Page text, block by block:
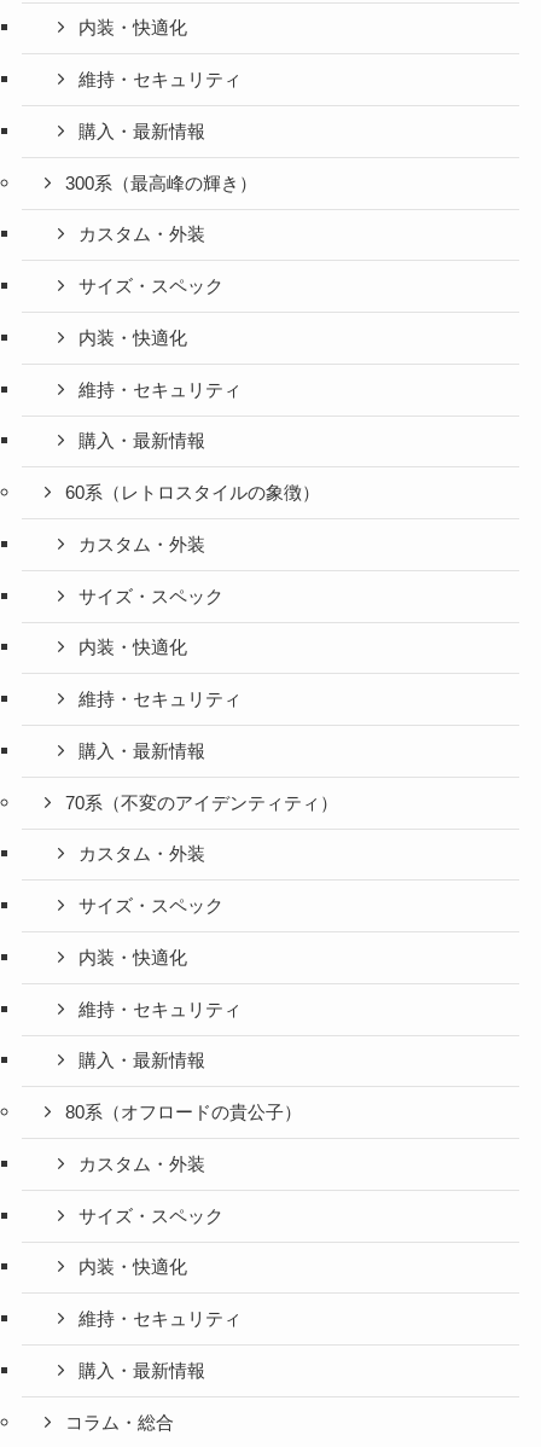
内装・快適化
維持・セキュリティ
購入・最新情報
300系（最高峰の輝き）
カスタム・外装
サイズ・スペック
内装・快適化
維持・セキュリティ
購入・最新情報
60系（レトロスタイルの象徴）
カスタム・外装
サイズ・スペック
内装・快適化
維持・セキュリティ
購入・最新情報
70系（不変のアイデンティティ）
カスタム・外装
サイズ・スペック
内装・快適化
維持・セキュリティ
購入・最新情報
80系（オフロードの貴公子）
カスタム・外装
サイズ・スペック
内装・快適化
維持・セキュリティ
購入・最新情報
コラム・総合